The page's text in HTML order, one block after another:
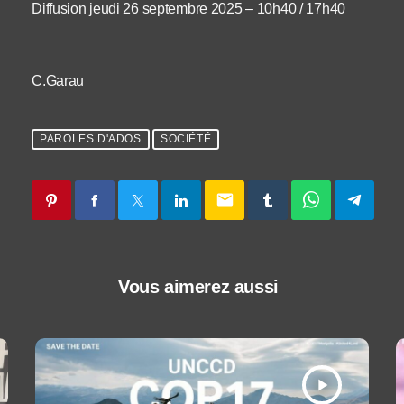
Diffusion jeudi 26 septembre 2025 – 10h40 / 17h40
C.Garau
PAROLES D'ADOS SOCIÉTÉ
email
Vous aimerez aussi
play_arrow